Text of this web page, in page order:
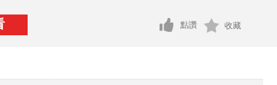
點讚 收藏